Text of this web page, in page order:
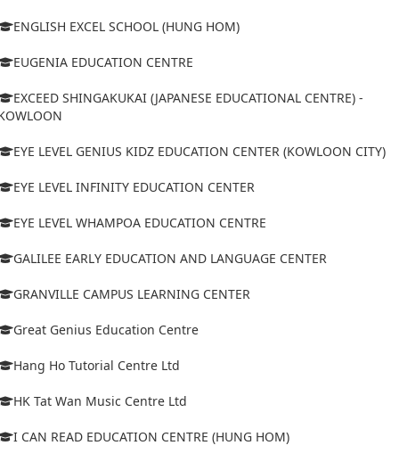
ENGLISH EXCEL SCHOOL (HUNG HOM)
EUGENIA EDUCATION CENTRE
EXCEED SHINGAKUKAI (JAPANESE EDUCATIONAL CENTRE) -
EYE LEVEL GENIUS KIDZ EDUCATION CENTER (KOWLOON CITY)
EYE LEVEL INFINITY EDUCATION CENTER
EYE LEVEL WHAMPOA EDUCATION CENTRE
GALILEE EARLY EDUCATION AND LANGUAGE CENTER
GRANVILLE CAMPUS LEARNING CENTER
Great Genius Education Centre
Hang Ho Tutorial Centre Ltd
HK Tat Wan Music Centre Ltd
I CAN READ EDUCATION CENTRE (HUNG HOM)